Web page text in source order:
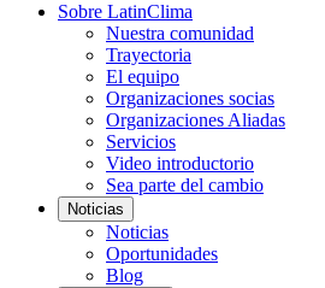
Sobre LatinClima
Nuestra comunidad
Trayectoria
El equipo
Organizaciones socias
Organizaciones Aliadas
Servicios
Video introductorio
Sea parte del cambio
Noticias
Noticias
Oportunidades
Blog